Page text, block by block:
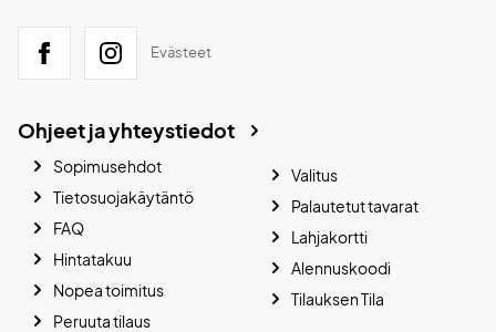
Evästeet
Ohjeet ja yhteystiedot
Sopimusehdot
Tietosuojakäytäntö
FAQ
Hintatakuu
Nopea toimitus
Peruuta tilaus
Valitus
Palautetut tavarat
Lahjakortti
Alennuskoodi
Tilauksen Tila